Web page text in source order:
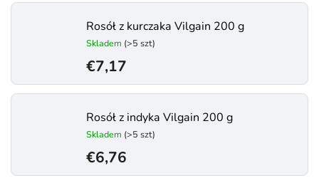
Rosół z kurczaka Vilgain 200 g
Skladem (>5 szt)
€7,17
Rosół z indyka Vilgain 200 g
Skladem (>5 szt)
€6,76